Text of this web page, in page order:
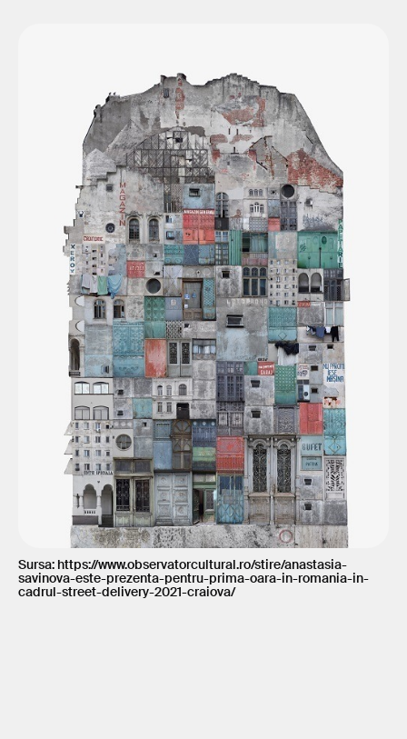
Sursa: https://www.observatorcultural.ro/stire/anastasia-
savinova-este-prezenta-pentru-prima-oara-in-romania-in-
cadrul-street-delivery-2021-craiova/